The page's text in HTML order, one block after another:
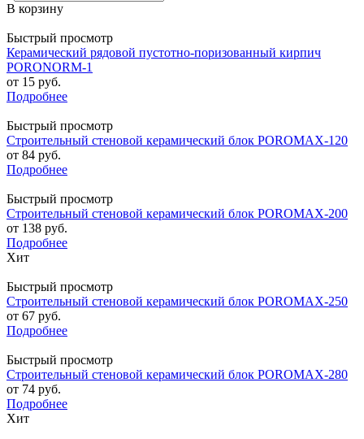
В корзину
Быстрый просмотр
Керамический рядовой пустотно-поризованный кирпич
PORONORM-1
от 15 руб.
Подробнее
Быстрый просмотр
Строительный стеновой керамический блок POROMAX-120
от 84 руб.
Подробнее
Быстрый просмотр
Строительный стеновой керамический блок POROMAX-200
от 138 руб.
Подробнее
Хит
Быстрый просмотр
Строительный стеновой керамический блок POROMAX-250
от 67 руб.
Подробнее
Быстрый просмотр
Строительный стеновой керамический блок POROMAX-280
от 74 руб.
Подробнее
Хит